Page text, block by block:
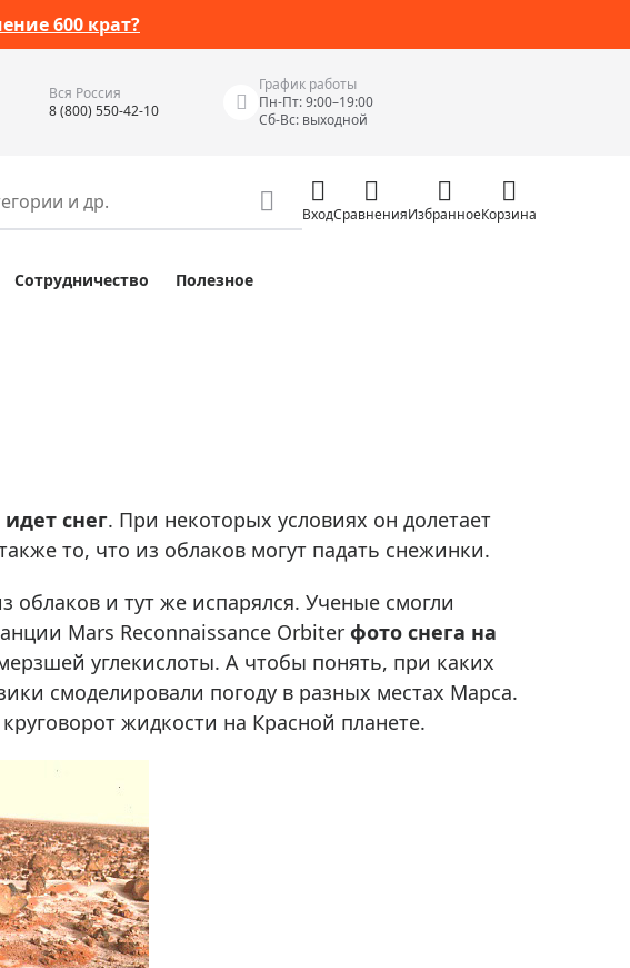
600 крат?
Вся Россия
8 (800) 550-42-10
График работы
Пн-Пт: 9:00–19:00
Сб-Вс: выходной
чехлы
очистки оптики
литература
карты памяти
Измерительные инструменты
Приборы для обслуживания сетей
Влагомеры (датчики влажности)
Лазерные дальномеры
Измерители параметров окружающей
среды
Термометры кулинарные (термощупы)
ВходСравненияИзбранноеКорзина
Сотрудничество Полезное
идет снег. При некоторых условиях он долетает
то, что из облаков могут падать снежинки.
и тут же испарялся. Ученые смогли
Mars Reconnaissance Orbiter фото снега на
углекислоты. А чтобы понять, при каких
смоделировали погоду в разных местах Марса.
жидкости на Красной планете.